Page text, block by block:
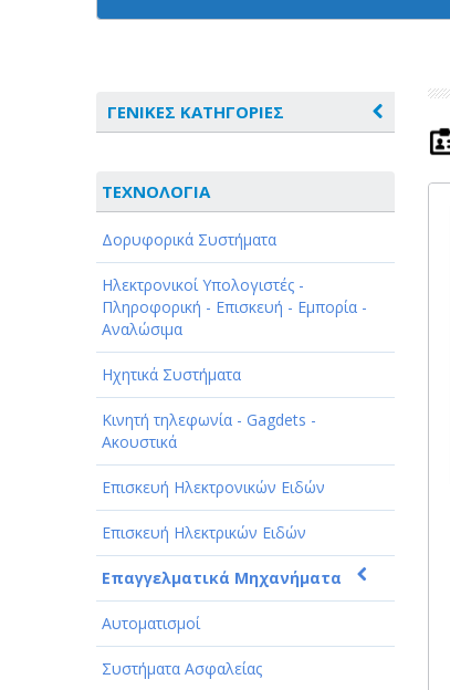
ΓΕΝΙΚΕΣ ΚΑΤΗΓΟΡΙΕΣ
ΑΘΛΗΤΙΣΜΟΣ
ΑΥΤΟΚΙΝΗΤΑ - ΜΗΧΑΝΕΣ - ΣΚΑΦΗ
ΔΙΑΣΚΕΔΑΣΗ - ΨΥΧΑΓΩΓΙΑ - ΤΕΧΝΕΣ
ΔΙΑΦΗΜΙΣΗ - ΜΜΕ
ΕΚΚΛΗΣΙΕΣ - ΦΙΛΑΝΘΡΩΠΙΚΑ
ΣΩΜΑΤΕΙΑ
ΕΚΠΑΙΔΕΥΣΗ - ΣΧΟΛΕΣ
ΕΜΠΟΡΙΟ - ΕΜΠΟΡΙΚΑ ΚΑΤΑΣΤΗΜΑΤΑ
ΕΡΓΟΣΤΑΣΙΑ - ΒΙΟΜΗΧΑΝΙΕΣ
ΞΕΝΟΔΟΧΕΙΑ - ΤΟΥΡΙΣΜΟΣ
ΟΜΟΡΦΙΑ
ΤΕΧΝΟΛΟΓΙΑ
Δορυφορικά Συστήματα
Ηλεκτρονικοί Υπολογιστές -
Πληροφορική - Επισκευή - Εμπορία -
Αναλώσιμα
Ηχητικά Συστήματα
Κινητή τηλεφωνία - Gagdets -
Ακουστικά
Επισκευή Ηλεκτρονικών Ειδών
Επισκευή Ηλεκτρικών Ειδών
Επαγγελματικά Μηχανήματα
Αυτοματισμοί
Συστήματα Ασφαλείας